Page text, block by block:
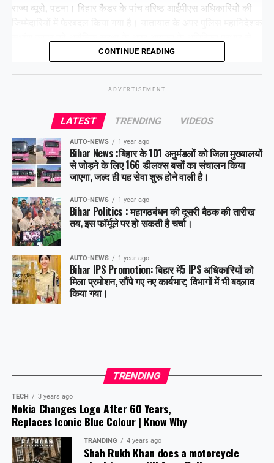
राज्य ब्यूरो, पटना। बिहार कैडर के पांच वरिष्ठ आईपीएस अधिकारियों की
सुधांशु कुमार को असैनिक सुरक्षा के अपर आयुक्त के अतिरिक्त प्रभार से
Facebook X
Like this:
CONTINUE READING
ADVERTISEMENT
LATEST TRENDING VIDEOS
AUTO-NEWS 1 year ago
Bihar News :बिहार के 101 अनुमंडलों को जिला मुख्यालयों
से जोड़ने के लिए 166 डीलक्स बसों का संचालन किया
जाएगा, जल्द ही यह सेवा शुरू होने वाली है।
AUTO-NEWS 1 year ago
Bihar Politics : महागठबंधन की दूसरी बैठक की तारीख
तय, इस फॉर्मूले पर हो सकती है चर्चा।
AUTO-NEWS 1 year ago
Bihar IPS Promotion: बिहार में5 IPS अधिकारियों को
मिला प्रमोशन, सौंपे गए नए कार्यभार; विभागों में भी बदलाव
किया गया।
TRENDING
TECH 3 years ago
Nokia Changes Logo After 60 Years,
Replaces Iconic Blue Colour | Know Why
TRANDING 4 years ago
Shah Rukh Khan does a motorcycle